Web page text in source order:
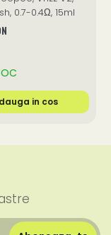
0.7-0.4Ω, 15ml
in cos